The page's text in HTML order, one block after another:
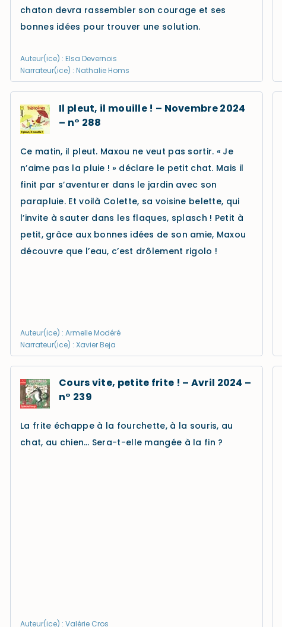
chaton devra rassembler son courage et ses
bonnes idées pour trouver une solution.
Auteur(ice) : Elsa Devernois
Narrateur(ice) : Nathalie Homs
Il pleut, il mouille ! – Novembre 2024
– n° 288
Ce matin, il pleut. Maxou ne veut pas sortir. « Je
n’aime pas la pluie ! » déclare le petit chat. Mais il
finit par s’aventurer dans le jardin avec son
parapluie. Et voilà Colette, sa voisine belette, qui
l’invite à sauter dans les flaques, splasch ! Petit à
petit, grâce aux bonnes idées de son amie, Maxou
découvre que l’eau, c’est drôlement rigolo !
Auteur(ice) : Armelle Modéré
Narrateur(ice) : Xavier Beja
Cours vite, petite frite ! – Avril 2024 –
n° 239
La frite échappe à la fourchette, à la souris, au
chat, au chien… Sera-t-elle mangée à la fin ?
Auteur(ice) : Valérie Cros